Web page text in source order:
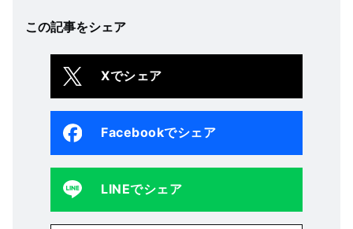
この記事をシェア
Xでシェア
Facebookでシェア
LINEでシェア